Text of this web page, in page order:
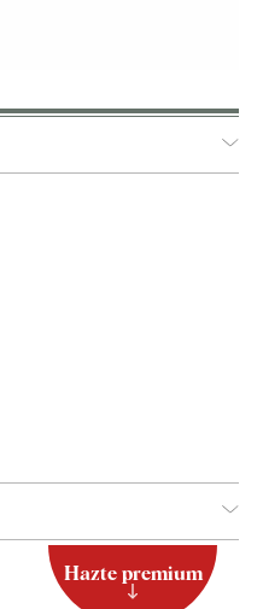
Hazte premium